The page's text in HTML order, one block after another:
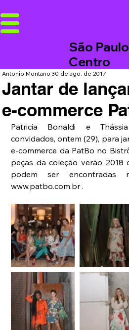
São
Centro
Jantar de
e-commerce
Antonio Montano30 de ago. de 2017
Patricia Bonaldi e
convidados, ontem (29), para
e-commerce da PatBo no
peças da coleção verão 2018
podem ser encontradas
www.patbo.com.br .